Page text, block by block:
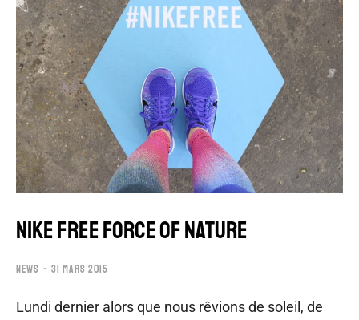
NIKE FREE FORCE OF NATURE
NEWS 31 MARS 2015
Lundi dernier alors que nous rêvions de soleil, de